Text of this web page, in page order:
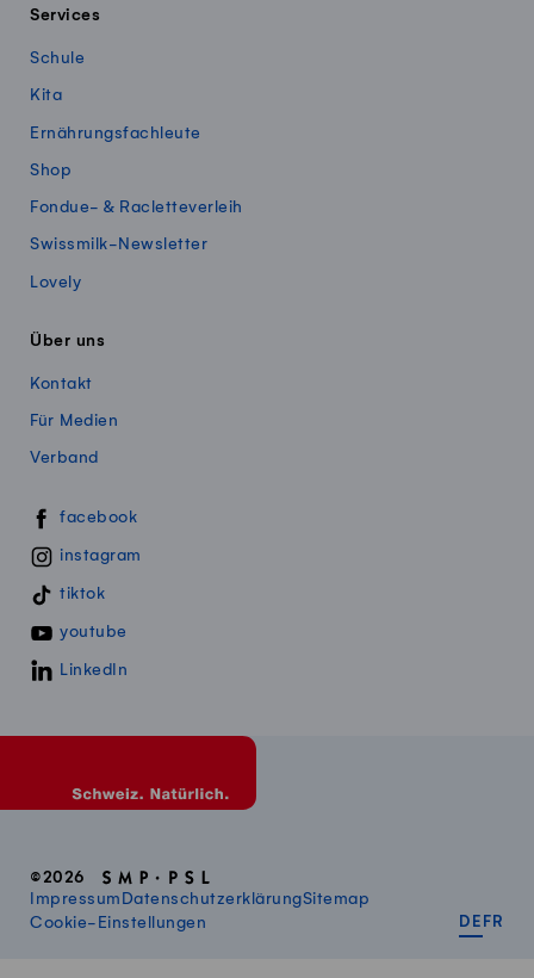
Services
Schule
Kita
Ernährungsfachleute
Shop
Fondue- & Racletteverleih
Swissmilk-Newsletter
Lovely
Über uns
Kontakt
Für Medien
Verband
Swissmillk auf Social Media
facebook
instagram
tiktok
youtube
LinkedIn
©2026
Impressum DatenschutzerklärungSitemap
Cookie-Einstellungen
DE FR